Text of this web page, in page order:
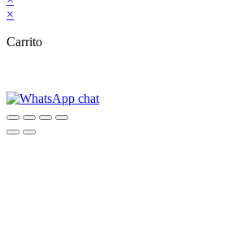
×
Carrito